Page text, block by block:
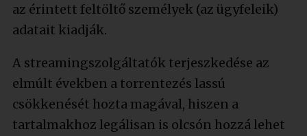
az érintett feltöltő személyek (az ügyfeleik)
adatait kiadják.
A streamingszolgáltatók terjeszkedése az
elmúlt években a torrentezés lassú
csökkenését hozta magával, hiszen a
tartalmakhoz legálisan is olcsón hozzá lehet